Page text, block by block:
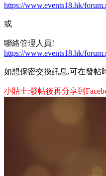
https://www.events18.hk/
或
聯絡管理人員!
https://www.events18.hk/
如想保密交換訊息,可在發帖
小貼士:發帖後再分享到